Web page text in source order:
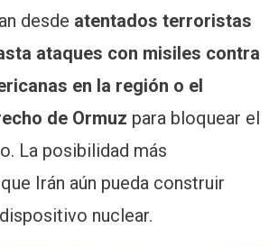
desde atentados terroristas
ataques con misiles contra
en la región o el
de Ormuz para bloquear el
La posibilidad más
Irán aún pueda construir
nuclear.